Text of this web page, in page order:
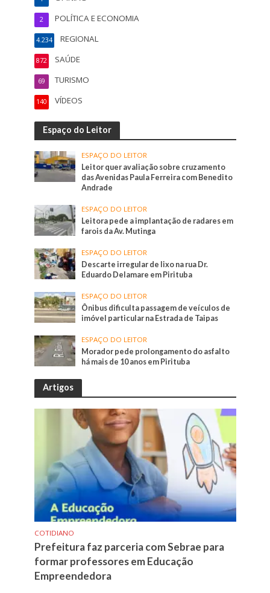
POLÍTICA E ECONOMIA
2
REGIONAL
4.234
SAÚDE
872
TURISMO
69
VÍDEOS
140
Espaço do Leitor
ESPAÇO DO LEITOR
Leitor quer avaliação sobre cruzamento
das Avenidas Paula Ferreira com Benedito
Andrade
ESPAÇO DO LEITOR
Leitora pede a implantação de radares em
farois da Av. Mutinga
ESPAÇO DO LEITOR
Descarte irregular de lixo na rua Dr.
Eduardo Delamare em Pirituba
ESPAÇO DO LEITOR
Ônibus dificulta passagem de veículos de
imóvel particular na Estrada de Taipas
ESPAÇO DO LEITOR
Morador pede prolongamento do asfalto
há mais de 10 anos em Pirituba
Artigos
COTIDIANO
Prefeitura faz parceria com Sebrae para
formar professores em Educação
Empreendedora